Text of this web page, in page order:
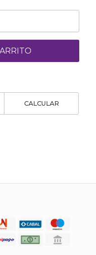
CALCULAR